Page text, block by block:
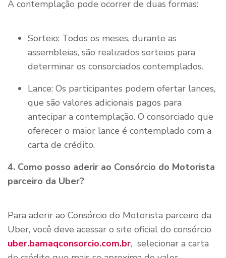
A contemplação pode ocorrer de duas formas:
Sorteio: Todos os meses, durante as
assembleias, são realizados sorteios para
determinar os consorciados contemplados.
Lance: Os participantes podem ofertar lances,
que são valores adicionais pagos para
antecipar a contemplação. O consorciado que
oferecer o maior lance é contemplado com a
carta de crédito.
4. Como posso aderir ao Consórcio do Motorista
parceiro da Uber?
Para aderir ao Consórcio do Motorista parceiro da
Uber, você deve acessar o site oficial do consórcio
uber.bamaqconsorcio.com.br, selecionar a carta